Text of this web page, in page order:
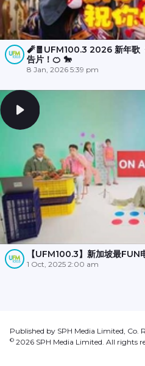
🧨🧧UFM100.3 2026 新年
告片！🍊 🐎
8 Jan, 2026 5:39 pm
【UFM100.3】新加坡最FUN
1 Oct, 2025 2:00 am
Published by SPH Media Limited, Co.
© 2026 SPH Media Limited. All rights